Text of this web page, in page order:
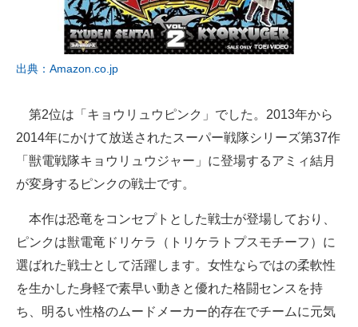
出典：Amazon.co.jp
第2位は「キョウリュウピンク」でした。2013年から
2014年にかけて放送されたスーパー戦隊シリーズ第37作
「獣電戦隊キョウリュウジャー」に登場するアミィ結月
が変身するピンクの戦士です。
本作は恐竜をコンセプトとした戦士が登場しており、
ピンクは獣電竜ドリケラ（トリケラトプスモチーフ）に
選ばれた戦士として活躍します。女性ならではの柔軟性
を生かした身軽で素早い動きと優れた格闘センスを持
ち、明るい性格のムードメーカー的存在でチームに元気